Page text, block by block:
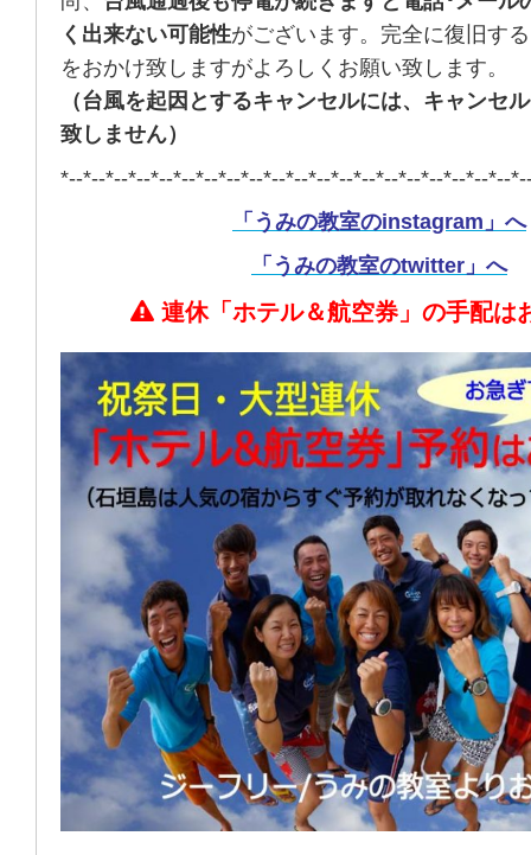
く出来ない可能性がございます。完全に復旧す
をおかけ致しますがよろしくお願い致します。
（台風を起因とするキャンセルには、キャンセ
致しません）
*--*--*--*--*--*--*--*--*--*--*--*--*--*--*--*--*--*--*--*--
「うみの教室のinstagram」へ
「うみの教室のtwitter」へ
連休「ホテル＆航空券」の手配は